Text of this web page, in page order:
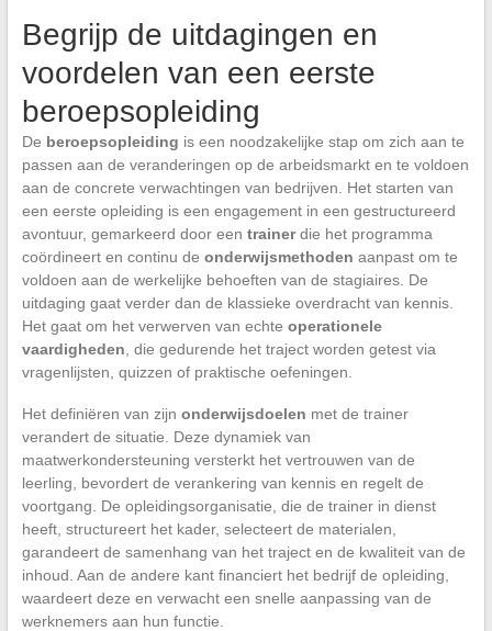
Begrijp de uitdagingen en
voordelen van een eerste
beroepsopleiding
De beroepsopleiding is een noodzakelijke stap om zich aan te
passen aan de veranderingen op de arbeidsmarkt en te voldoen
aan de concrete verwachtingen van bedrijven. Het starten van
een eerste opleiding is een engagement in een gestructureerd
avontuur, gemarkeerd door een trainerdie het programma
coördineert en continu de onderwijsmethoden aanpast om te
voldoen aan de werkelijke behoeften van de stagiaires. De
uitdaging gaat verder dan de klassieke overdracht van kennis.
Het gaat om het verwerven van echte operationele
vaardigheden , die gedurende het traject worden getest via
vragenlijsten, quizzen of praktische oefeningen.
Het definiëren van zijn onderwijsdoelen met de trainer
verandert de situatie. Deze dynamiek van
maatwerkondersteuning versterkt het vertrouwen van de
leerling, bevordert de verankering van kennis en regelt de
voortgang. De opleidingsorganisatie, die de trainer in dienst
heeft, structureert het kader, selecteert de materialen,
garandeert de samenhang van het traject en de kwaliteit van de
inhoud. Aan de andere kant financiert het bedrijf de opleiding,
waardeert deze en verwacht een snelle aanpassing van de
werknemers aan hun functie.